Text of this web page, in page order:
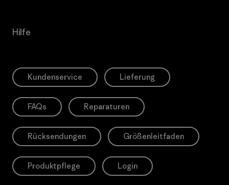
Hilfe
Kundenservice Lieferung
FAQs Reparaturen
Rücksendungen Größenleitfaden
Produktpflege Login